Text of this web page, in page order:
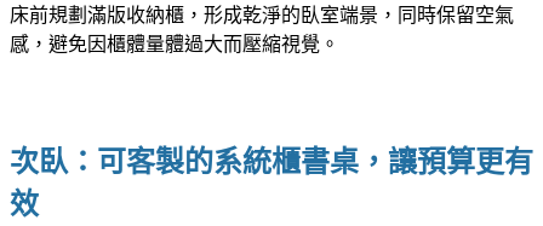
床前規劃滿版收納櫃，形成乾淨的臥室端景，同時保留空氣
感，避免因櫃體量體過大而壓縮視覺。
次臥：可客製的系統櫃書桌，讓預算更有
效